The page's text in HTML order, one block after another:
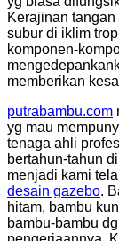
Kerajinan tangan
subur di iklim
komponen-
memberikan
putrabambu.com
yg mau
tenaga ahli
bertahun-tahun
menjadi kami
desain gazebo.
hitam, bambu
bambu-bambu